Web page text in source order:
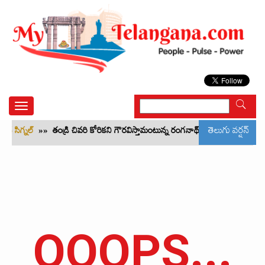
Toggle
navigation
తెలుగు వర్షన్
సిగ్నల్‌ »» తండ్రి చివరి కోరికని గౌరవిస్తామంటున్న రంగనాథ్ కుటుంబం»»
OOOPS...